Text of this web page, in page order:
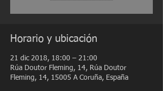
Horario y ubicación
21 dic 2018, 18:00 – 21:00
Rúa Doutor Fleming, 14, Rúa Doutor
Fleming, 14, 15005 A Coruña, España